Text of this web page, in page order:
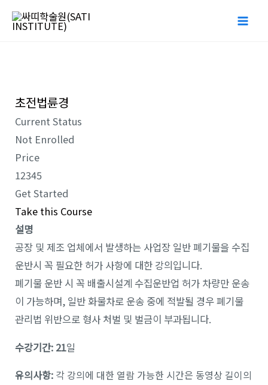
Skip
초전법륜경
Current Status
Not Enrolled
Price
12345
Get Started
Take this Course
설명
공장 및 제조 업체에서 발생하는 사업장 일반 폐기물을 수집
운반시 꼭 필요한 허가 사항에 대한 강의입니다.
폐기물 운반 시 꼭 배출시설계 수집운반업 허가 차량만 운송
이 가능하며, 일반 화물차로 운송 중에 적발될 경우 폐기물
관리법 위반으로 형사 처벌 및 벌금이 부과됩니다.
수강기간: 21일
유의사항: 각 강의에 대한 열람 가능한 시간은 동영상 길이의